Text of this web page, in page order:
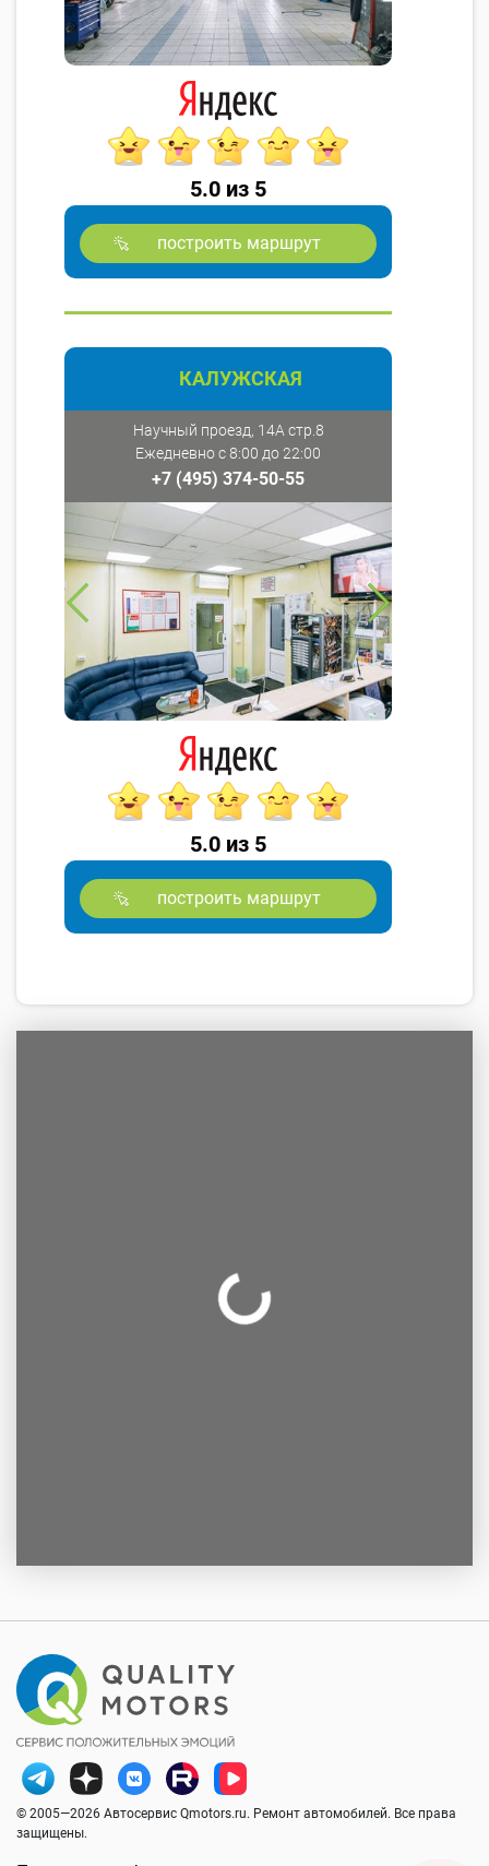
5.0 из 5
построить маршрут
КАЛУЖСКАЯ
Научный проезд, 14А стр.8
Ежедневно с 8:00 до 22:00
+7 (495) 374-50-55
5.0 из 5
построить маршрут
© 2005—2026 Автосервис Qmotors.ru. Ремонт автомобилей. Все права
защищены.